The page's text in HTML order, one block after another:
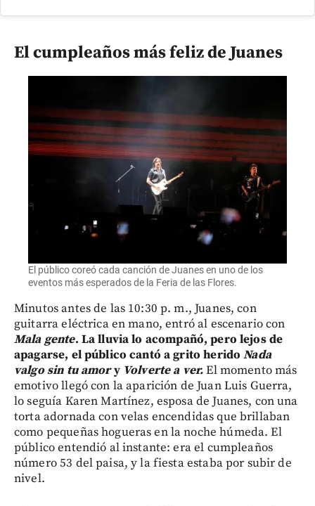
El cumpleaños más feliz de Juanes
El público coreó cada canción de Juanes en uno de los
eventos más esperados de la Feria de las Flores.
Minutos antes de las 10:30 p. m., Juanes, con
guitarra eléctrica en mano, entró al escenario con
Mala gente. La lluvia lo acompañó, pero lejos de
apagarse, el público cantó a grito heridoNada
valgo sin tu amoryVolverte a ver.El momento más
emotivo llegó con la aparición de Juan Luis Guerra,
lo seguía Karen Martínez, esposa de Juanes, con una
torta adornada con velas encendidas que brillaban
como pequeñas hogueras en la noche húmeda. El
público entendió al instante: era el cumpleaños
número 53 del paisa, y la fiesta estaba por subir de
nivel.